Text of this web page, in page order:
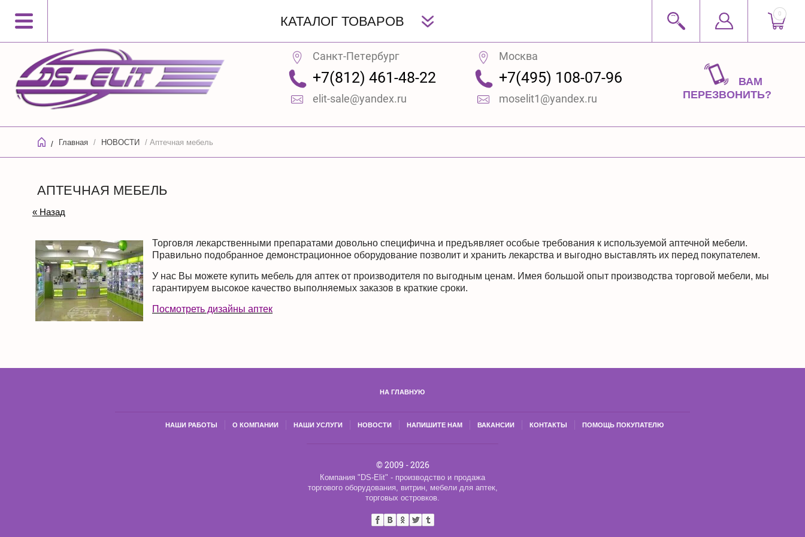
0
КАТАЛОГ ТОВАРОВ
Санкт-Петербург
+7(812) 461-48-22
elit-sale@yandex.ru
Москва
+7(495) 108-07-96
moselit1@yandex.ru
ВАМ
ПЕРЕЗВОНИТЬ?
/ Главная / НОВОСТИ / Аптечная мебель
АПТЕЧНАЯ МЕБЕЛЬ
« Назад
Торговля лекарственными препаратами довольно специфична и предъявляет особые требования к используемой аптечной мебели.
Правильно подобранное демонстрационное оборудование позволит и хранить лекарства и выгодно выставлять их перед покупателем.
У нас Вы можете купить мебель для аптек от производителя по выгодным ценам. Имея большой опыт производства торговой мебели, мы
гарантируем высокое качество выполняемых заказов в краткие сроки.
Посмотреть дизайны аптек
НА ГЛАВНУЮ
НАШИ РАБОТЫ О КОМПАНИИ НАШИ УСЛУГИ НОВОСТИ НАПИШИТЕ НАМ ВАКАНСИИ КОНТАКТЫ ПОМОЩЬ ПОКУПАТЕЛЮ
© 2009 - 2026
Компания "DS-Elit" - производство и продажа
торгового оборудования, витрин, мебели для аптек,
торговых островков.